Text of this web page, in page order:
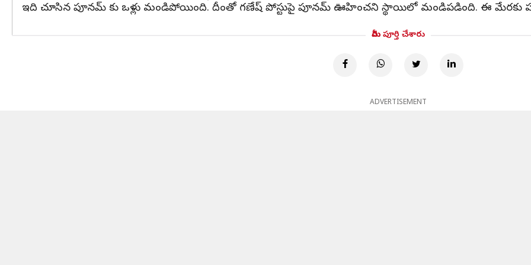
ఇది చూసిన పూనమ్ కు ఒళ్లు మండిపోయింది. దీంతో గణేష్ పోస్టుపై పూనమ్ ఊహించని స్థాయిలో మండిపడింది. ఈ మేరకు
మీరు పూర్తి చేశారు
ADVERTISEMENT